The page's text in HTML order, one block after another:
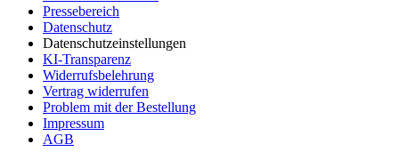
Pressebereich
Datenschutz
Datenschutzeinstellungen
KI-Transparenz
Widerrufsbelehrung
Vertrag widerrufen
Problem mit der Bestellung
Impressum
AGB